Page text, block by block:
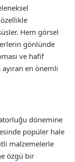
Hem görsel
gönlünde
ve hafif
ayıran en önemli
dönemine
popüler hale
malzemelerle
özgü bir